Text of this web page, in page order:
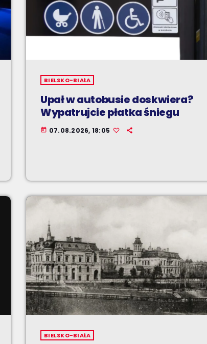
BIELSKO-BIAŁA
Upał w autobusie doskwiera?
Wypatrujcie płatka śniegu
today 07.08.2026, 18:05
BIELSKO-BIAŁA